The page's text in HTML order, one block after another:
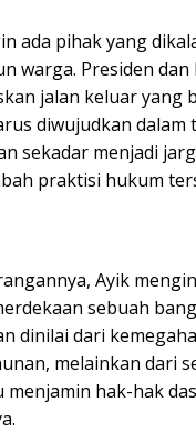
ada pihak yang
warga. Presiden dan
jalan keluar yang
diwujudkan dalam
sekadar menjadi
praktisi hukum
Ayik
sebuah
dinilai dari
melainkan dari
menjamin hak-hak